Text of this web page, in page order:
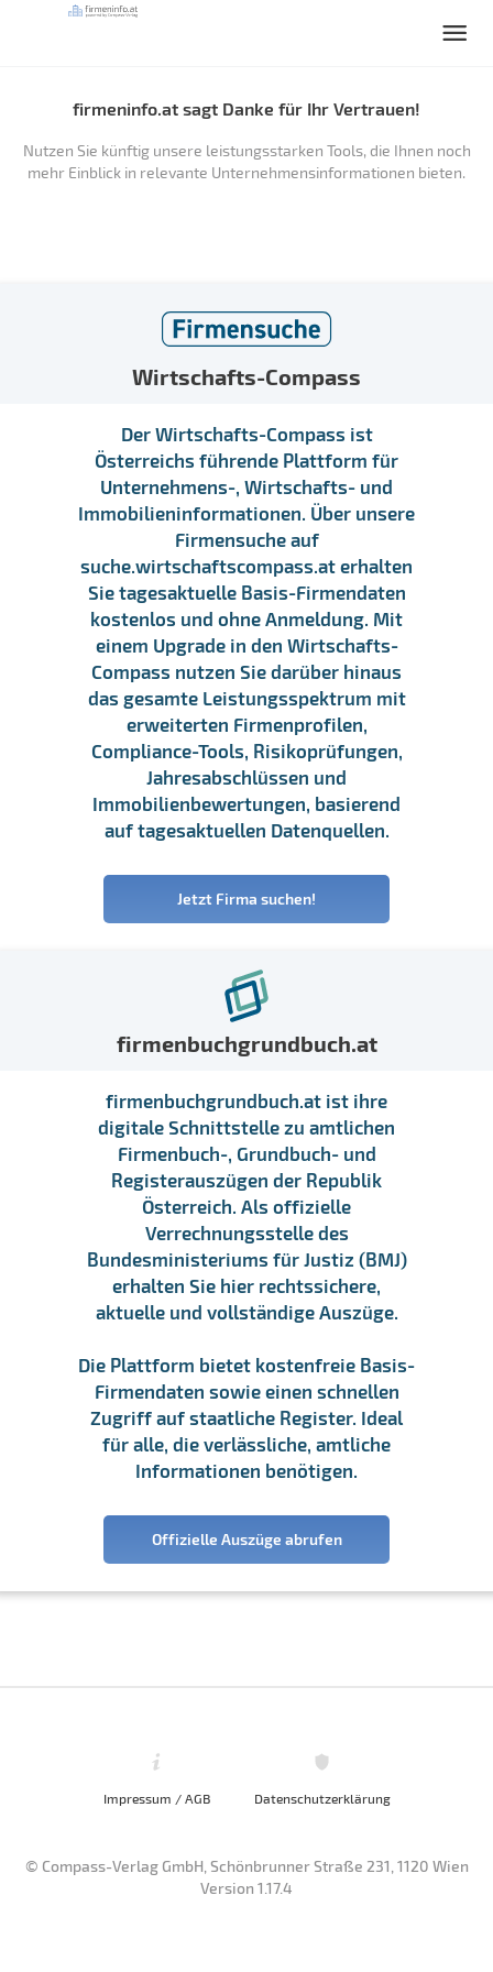
firmeninfo.at sagt Danke für Ihr Vertrauen!
Nutzen Sie künftig unsere leistungsstarken Tools, die Ihnen noch
mehr Einblick in relevante Unternehmensinformationen bieten.
Wirtschafts-Compass
Der Wirtschafts-Compass ist
Österreichs führende Plattform für
Unternehmens-, Wirtschafts- und
Immobilieninformationen. Über unsere
Firmensuche auf
suche.wirtschaftscompass.at erhalten
Sie tagesaktuelle Basis-Firmendaten
kostenlos und ohne Anmeldung. Mit
einem Upgrade in den Wirtschafts-
Compass nutzen Sie darüber hinaus
das gesamte Leistungsspektrum mit
erweiterten Firmenprofilen,
Compliance-Tools, Risikoprüfungen,
Jahresabschlüssen und
Immobilienbewertungen, basierend
auf tagesaktuellen Datenquellen.
Jetzt Firma suchen!
firmenbuchgrundbuch.at
firmenbuchgrundbuch.at ist ihre
digitale Schnittstelle zu amtlichen
Firmenbuch-, Grundbuch- und
Registerauszügen der Republik
Österreich. Als offizielle
Verrechnungsstelle des
Bundesministeriums für Justiz (BMJ)
erhalten Sie hier rechtssichere,
aktuelle und vollständige Auszüge.
Die Plattform bietet kostenfreie Basis-
Firmendaten sowie einen schnellen
Zugriff auf staatliche Register. Ideal
für alle, die verlässliche, amtliche
Informationen benötigen.
Offizielle Auszüge abrufen
Impressum / AGB Datenschutzerklärung
© Compass-Verlag GmbH, Schönbrunner Straße 231, 1120 Wien
Version 1.17.4